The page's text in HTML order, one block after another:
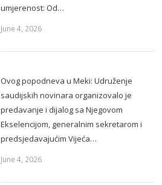
umjerenost: Od…
June 4, 2026
Ovog popodneva u Meki: Udruženje
saudijskih novinara organizovalo je
predavanje i dijalog sa Njegovom
Ekselencijom, generalnim sekretarom i
predsjedavajućim Vijeća…
June 4, 2026